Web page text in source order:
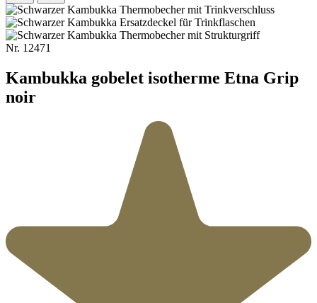
Nr. 12471
Kambukka gobelet isotherme Etna Grip
noir